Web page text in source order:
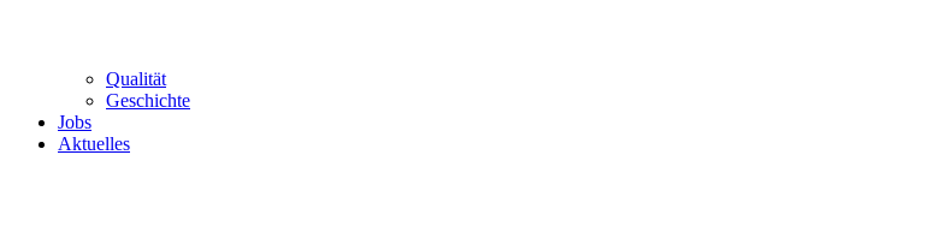
Qualität
Geschichte
Jobs
Aktuelles